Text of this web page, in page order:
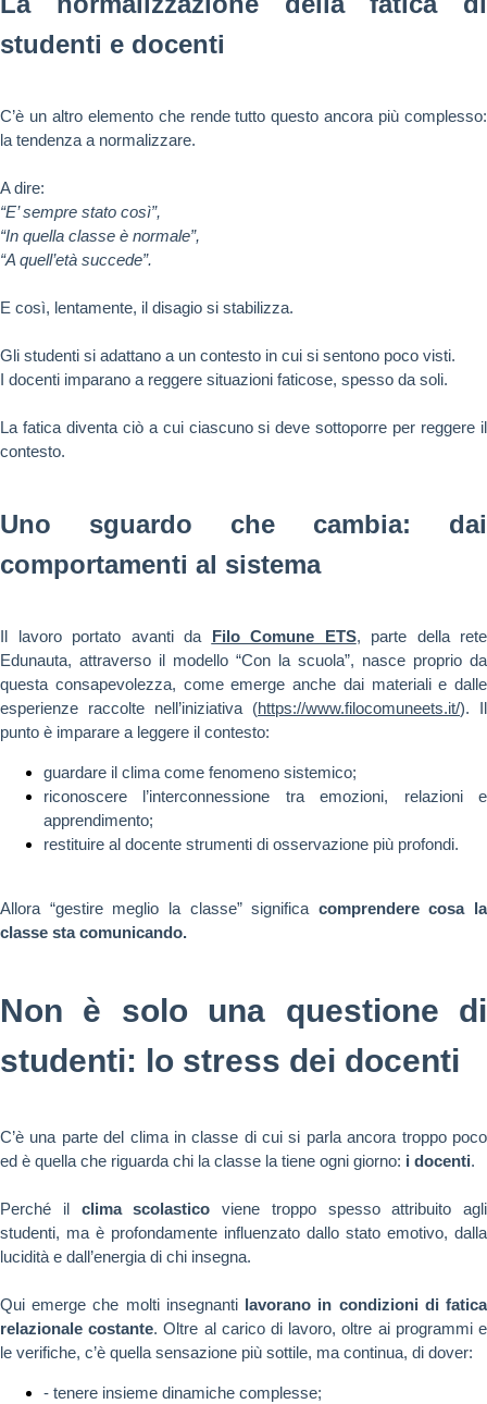
studenti e docenti
C’è un altro elemento che rende tutto questo ancora più complesso:
la tendenza a normalizzare.
A dire:
“E’ sempre stato così”,
“In quella classe è normale”,
“A quell’età succede”.
E così, lentamente, il disagio si stabilizza.
Gli studenti si adattano a un contesto in cui si sentono poco visti.
I docenti imparano a reggere situazioni faticose, spesso da soli.
La fatica diventa ciò a cui ciascuno si deve sottoporre per reggere il
contesto.
Uno sguardo che cambia: dai
comportamenti al sistema
Il lavoro portato avanti da Filo Comune ETS, parte della rete
Edunauta, attraverso il modello “Con la scuola”, nasce proprio da
questa consapevolezza, come emerge anche dai materiali e dalle
esperienze raccolte nell’iniziativa (https://www.filocomuneets.it/). Il
punto è imparare a leggere il contesto:
guardare il clima come fenomeno sistemico;
riconoscere l’interconnessione tra emozioni, relazioni e
apprendimento;
restituire al docente strumenti di osservazione più profondi.
Allora “gestire meglio la classe” significa comprendere cosa la
classe sta comunicando.
Non è solo una questione di
studenti: lo stress dei docenti
C’è una parte del clima in classe di cui si parla ancora troppo poco
ed è quella che riguarda chi la classe la tiene ogni giorno: i docenti.
Perché il clima scolastico viene troppo spesso attribuito agli
studenti, ma è profondamente influenzato dallo stato emotivo, dalla
lucidità e dall’energia di chi insegna.
Qui emerge che molti insegnanti lavorano in condizioni di fatica
relazionale costante. Oltre al carico di lavoro, oltre ai programmi e
le verifiche, c’è quella sensazione più sottile, ma continua, di dover:
- tenere insieme dinamiche complesse;